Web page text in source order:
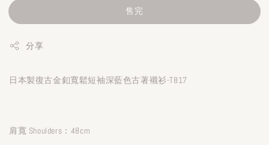
售完
分享
日本製復古金釦寬鬆短袖深藍色古著襯衫-T817
肩寬 Shoulders：48cm